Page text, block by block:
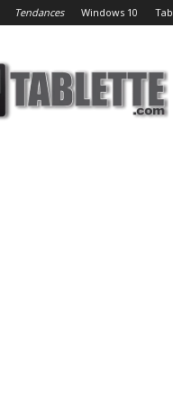
Tendances Windows 10